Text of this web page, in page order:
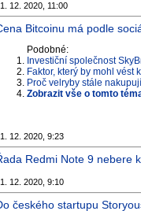
12. 2020, 11:00
Bitcoinu má podle
Podobné:
Investiční společnost
Faktor, který by mohl vést
Proč velryby stále
Zobrazit vše o tomto
12. 2020, 9:23
Redmi Note 9 nebere
12. 2020, 9:10
českého startupu